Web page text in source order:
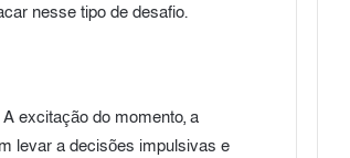
nesse tipo de desafio.
excitação do momento, a
levar a decisões impulsivas e